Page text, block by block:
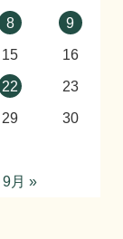
8
9
15
16
22
23
29
30
9月 »